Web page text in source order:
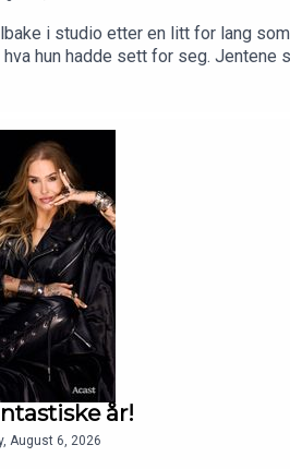
i studio etter en litt for lang
hva hun hadde sett for seg.
eller har de rett og slett mistet
er det mye å mene om sesongens
år!
August 6, 2026